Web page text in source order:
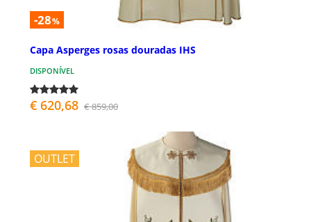
-28%
Capa Asperges rosas douradas IHS
DISPONÍVEL
€ 620,68 € 859,00
OUTLET